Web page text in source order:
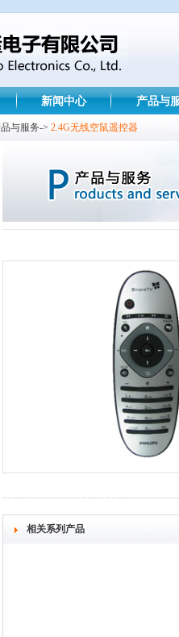
新闻中心 产品与
与服务-> 2.4G无线空鼠遥控器
相关系列产品